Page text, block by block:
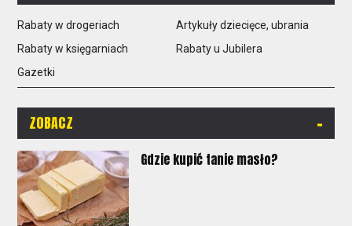
Rabaty w drogeriach
Artykuły dziecięce, ubrania
Rabaty w księgarniach
Rabaty u Jubilera
Gazetki
ZOBACZ -
Gdzie kupić tanie masło?